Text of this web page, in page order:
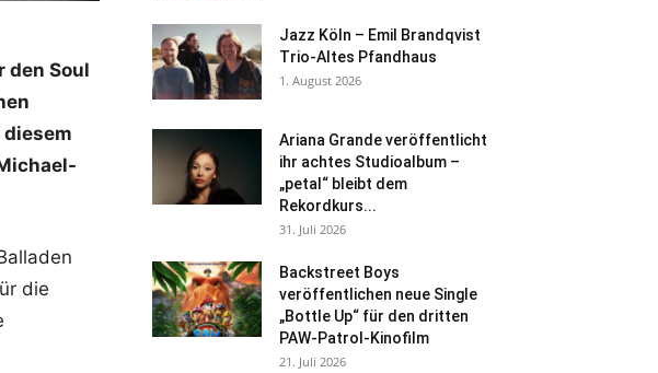
den Soul
die
Jazz Köln – Emil Brandqvist
Trio-Altes Pfandhaus
1. August 2026
Ariana Grande veröffentlicht
ihr achtes Studioalbum –
„petal“ bleibt dem
Rekordkurs...
31. Juli 2026
Backstreet Boys
veröffentlichen neue Single
„Bottle Up“ für den dritten
PAW-Patrol-Kinofilm
21. Juli 2026